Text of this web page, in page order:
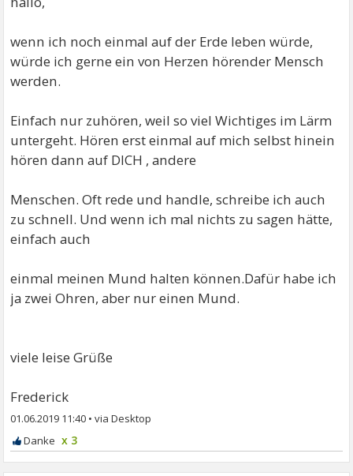
wenn ich noch einmal auf der Erde leben würde,
würde ich gerne ein von Herzen hörender Mensch
werden.
Einfach nur zuhören, weil so viel Wichtiges im Lärm
untergeht. Hören erst einmal auf mich selbst hinein
hören dann auf DICH , andere
Menschen. Oft rede und handle, schreibe ich auch
zu schnell. Und wenn ich mal nichts zu sagen hätte,
einfach auch
einmal meinen Mund halten können.Dafür habe ich
ja zwei Ohren, aber nur einen Mund.
viele leise Grüße
Frederick
01.06.2019 11:40 •
x 3